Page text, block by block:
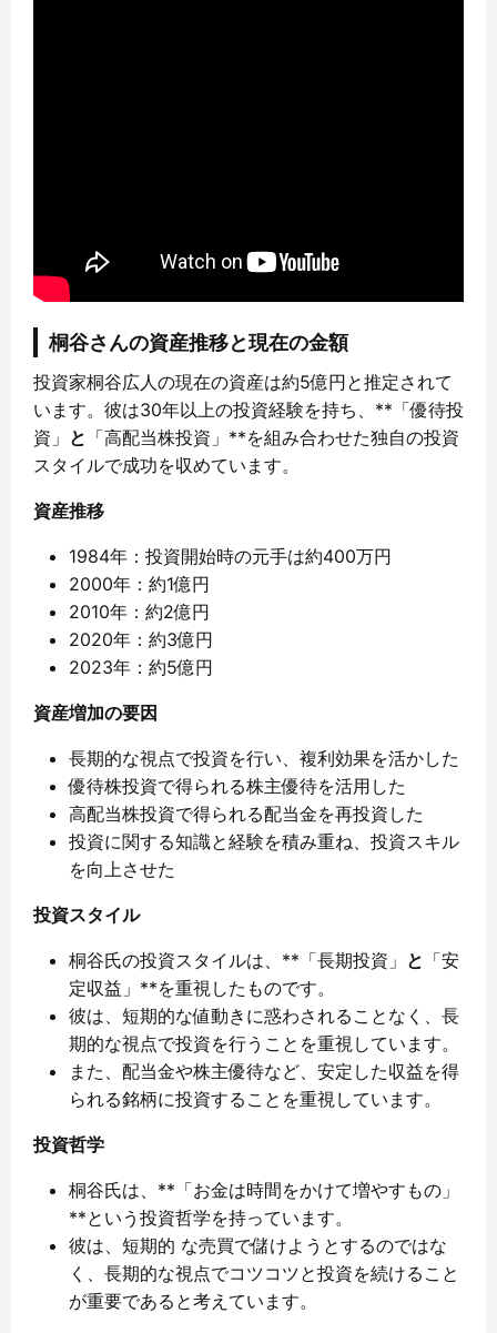
桐谷さんの資産推移と現在の金額
投資家桐谷広人の現在の資産は約5億円と推定されて
います。彼は30年以上の投資経験を持ち、**「優待投
資」 と 「高配当株投資」**を組み合わせた独自の投資
スタイルで成功を収めています。
資産推移
1984年：投資開始時の元手は約400万円
2000年：約1億円
2010年：約2億円
2020年：約3億円
2023年：約5億円
資産増加の要因
長期的な視点で投資を行い、複利効果を活かした
優待株投資で得られる株主優待を活用した
高配当株投資で得られる配当金を再投資した
投資に関する知識と経験を積み重ね、投資スキル
を向上させた
投資スタイル
桐谷氏の投資スタイルは、**「長期投資」 と 「安
定収益」**を重視したものです。
彼は、短期的な値動きに惑わされることなく、長
期的な視点で投資を行うことを重視しています。
また、配当金や株主優待など、安定した収益を得
られる銘柄に投資することを重視しています。
投資哲学
桐谷氏は、**「お金は時間をかけて増やすもの」
**という投資哲学を持っています。
彼は、短期的 な売買で儲けようとするのではな
く、長期的な視点でコツコツと投資を続けること
が重要であると考えています。